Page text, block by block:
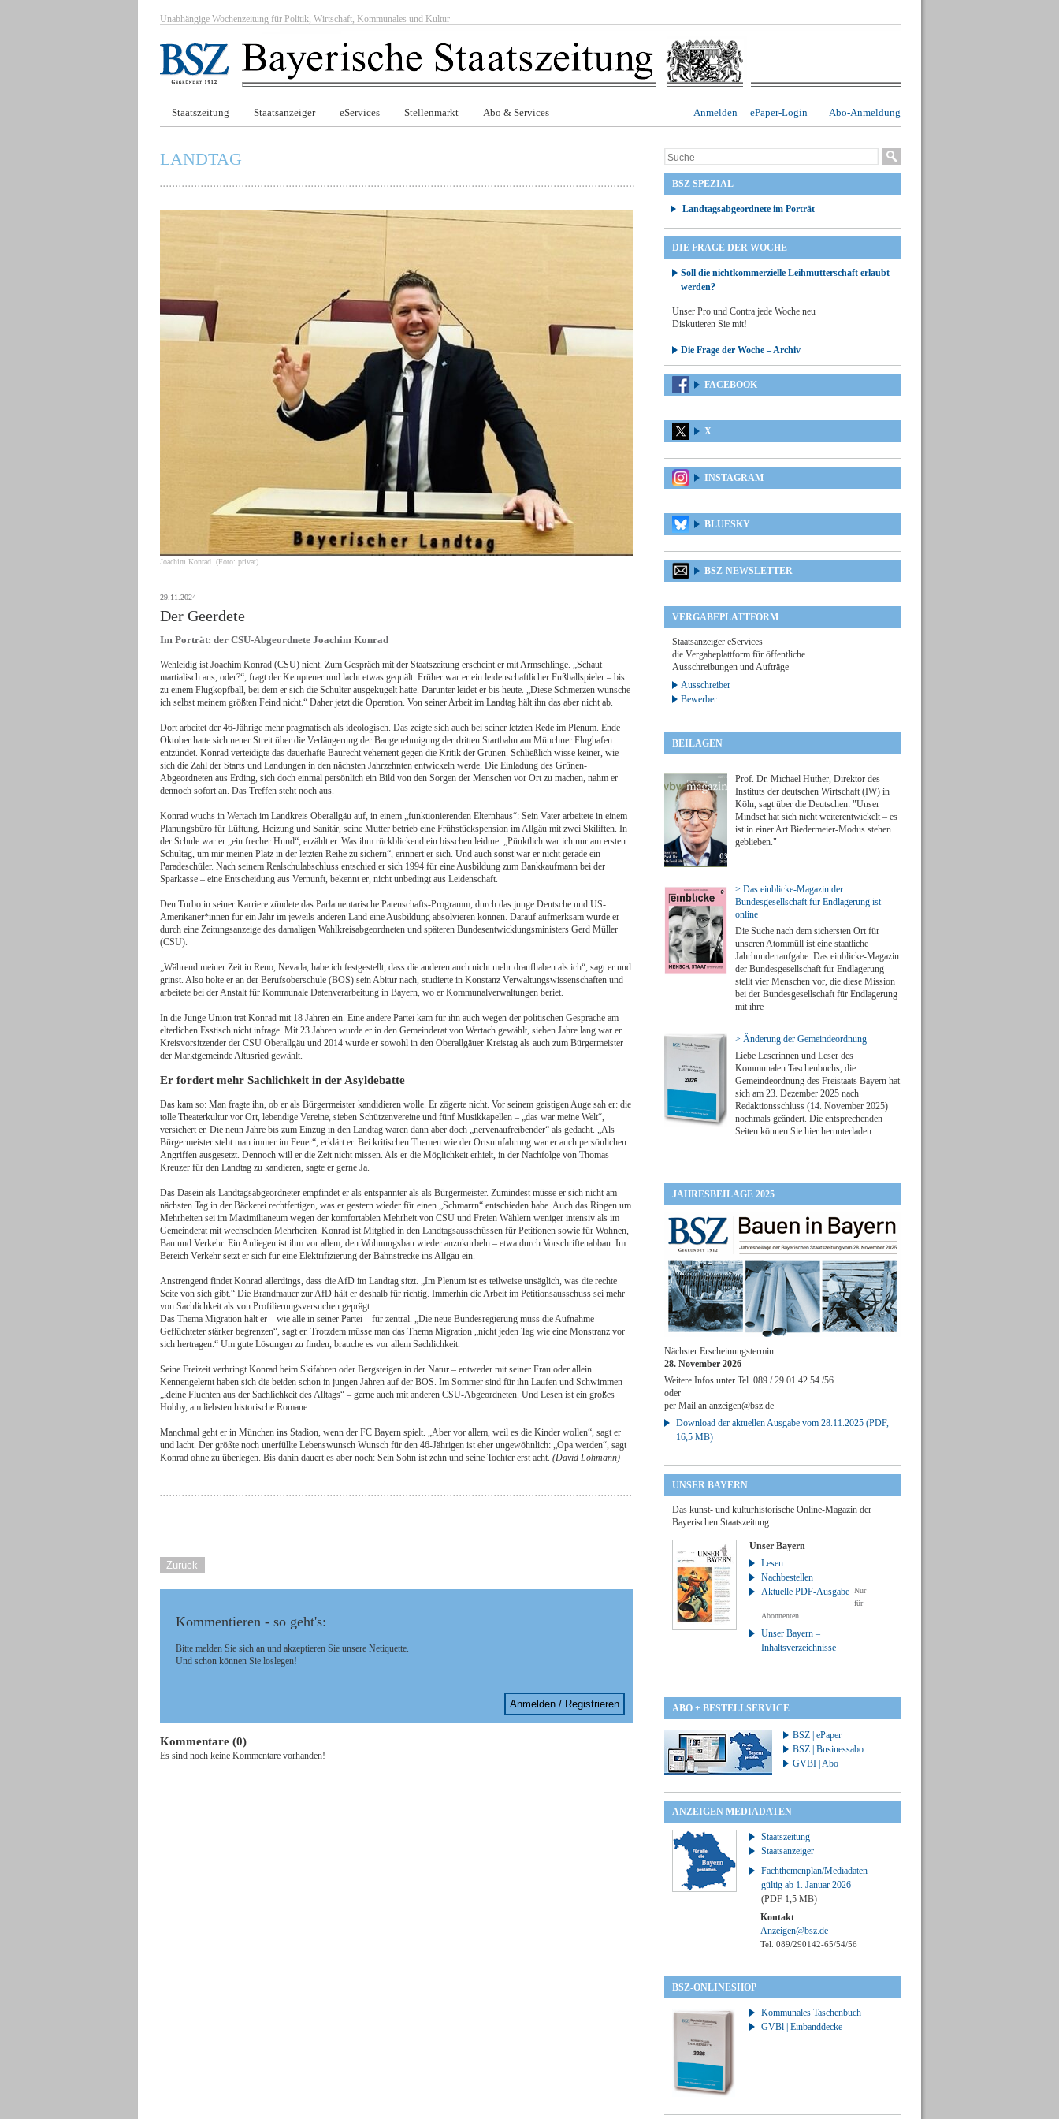
Unabhängige Wochenzeitung für Politik, Wirtschaft, Kommunales und Kultur
Abo-Anmeldung
ePaper-Login
Anmelden
Staatszeitung Staatsanzeiger eServices Stellenmarkt Abo & Services
LANDTAG
Joachim Konrad. (Foto: privat)
29.11.2024
Der Geerdete
Im Porträt: der CSU-Abgeordnete Joachim Konrad
Wehleidig ist Joachim Konrad (CSU) nicht. Zum Gespräch mit der Staatszeitung erscheint er mit Armschlinge. „Schaut
martialisch aus, oder?“, fragt der Kemptener und lacht etwas gequält. Früher war er ein leidenschaftlicher Fußballspieler – bis
zu einem Flugkopfball, bei dem er sich die Schulter ausgekugelt hatte. Darunter leidet er bis heute. „Diese Schmerzen wünsche
ich selbst meinem größten Feind nicht.“ Daher jetzt die Operation. Von seiner Arbeit im Landtag hält ihn das aber nicht ab.
Dort arbeitet der 46-Jährige mehr pragmatisch als ideologisch. Das zeigte sich auch bei seiner letzten Rede im Plenum. Ende
Oktober hatte sich neuer Streit über die Verlängerung der Baugenehmigung der dritten Startbahn am Münchner Flughafen
entzündet. Konrad verteidigte das dauerhafte Baurecht vehement gegen die Kritik der Grünen. Schließlich wisse keiner, wie
sich die Zahl der Starts und Landungen in den nächsten Jahrzehnten entwickeln werde. Die Einladung des Grünen-
Abgeordneten aus Erding, sich doch einmal persönlich ein Bild von den Sorgen der Menschen vor Ort zu machen, nahm er
dennoch sofort an. Das Treffen steht noch aus.
Konrad wuchs in Wertach im Landkreis Oberallgäu auf, in einem „funktionierenden Elternhaus“: Sein Vater arbeitete in einem
Planungsbüro für Lüftung, Heizung und Sanitär, seine Mutter betrieb eine Frühstückspension im Allgäu mit zwei Skiliften. In
der Schule war er „ein frecher Hund“, erzählt er. Was ihm rückblickend ein bisschen leidtue. „Pünktlich war ich nur am ersten
Schultag, um mir meinen Platz in der letzten Reihe zu sichern“, erinnert er sich. Und auch sonst war er nicht gerade ein
Paradeschüler. Nach seinem Realschulabschluss entschied er sich 1994 für eine Ausbildung zum Bankkaufmann bei der
Sparkasse – eine Entscheidung aus Vernunft, bekennt er, nicht unbedingt aus Leidenschaft.
Den Turbo in seiner Karriere zündete das Parlamentarische Patenschafts-Programm, durch das junge Deutsche und US-
Amerikaner*innen für ein Jahr im jeweils anderen Land eine Ausbildung absolvieren können. Darauf aufmerksam wurde er
durch eine Zeitungsanzeige des damaligen Wahlkreisabgeordneten und späteren Bundesentwicklungsministers Gerd Müller
(CSU).
„Während meiner Zeit in Reno, Nevada, habe ich festgestellt, dass die anderen auch nicht mehr draufhaben als ich“, sagt er und
grinst. Also holte er an der Berufsoberschule (BOS) sein Abitur nach, studierte in Konstanz Verwaltungswissenschaften und
arbeitete bei der Anstalt für Kommunale Datenverarbeitung in Bayern, wo er Kommunalverwaltungen beriet.
In die Junge Union trat Konrad mit 18 Jahren ein. Eine andere Partei kam für ihn auch wegen der politischen Gespräche am
elterlichen Esstisch nicht infrage. Mit 23 Jahren wurde er in den Gemeinderat von Wertach gewählt, sieben Jahre lang war er
Kreisvorsitzender der CSU Oberallgäu und 2014 wurde er sowohl in den Oberallgäuer Kreistag als auch zum Bürgermeister
der Marktgemeinde Altusried gewählt.
Er fordert mehr Sachlichkeit in der Asyldebatte
Das kam so: Man fragte ihn, ob er als Bürgermeister kandidieren wolle. Er zögerte nicht. Vor seinem geistigen Auge sah er: die
tolle Theaterkultur vor Ort, lebendige Vereine, sieben Schützenvereine und fünf Musikkapellen – „das war meine Welt“,
versichert er. Die neun Jahre bis zum Einzug in den Landtag waren dann aber doch „nervenaufreibender“ als gedacht. „Als
Bürgermeister steht man immer im Feuer“, erklärt er. Bei kritischen Themen wie der Ortsumfahrung war er auch persönlichen
Angriffen ausgesetzt. Dennoch will er die Zeit nicht missen. Als er die Möglichkeit erhielt, in der Nachfolge von Thomas
Kreuzer für den Landtag zu kandieren, sagte er gerne Ja.
Das Dasein als Landtagsabgeordneter empfindet er als entspannter als als Bürgermeister. Zumindest müsse er sich nicht am
nächsten Tag in der Bäckerei rechtfertigen, was er gestern wieder für einen „Schmarrn“ entschieden habe. Auch das Ringen um
Mehrheiten sei im Maximilianeum wegen der komfortablen Mehrheit von CSU und Freien Wählern weniger intensiv als im
Gemeinderat mit wechselnden Mehrheiten. Konrad ist Mitglied in den Landtagsausschüssen für Petitionen sowie für Wohnen,
Bau und Verkehr. Ein Anliegen ist ihm vor allem, den Wohnungsbau wieder anzukurbeln – etwa durch Vorschriftenabbau. Im
Bereich Verkehr setzt er sich für eine Elektrifizierung der Bahnstrecke ins Allgäu ein.
Anstrengend findet Konrad allerdings, dass die AfD im Landtag sitzt. „Im Plenum ist es teilweise unsäglich, was die rechte
Seite von sich gibt.“ Die Brandmauer zur AfD hält er deshalb für richtig. Immerhin die Arbeit im Petitionsausschuss sei mehr
von Sachlichkeit als von Profilierungsversuchen geprägt.
Das Thema Migration hält er – wie alle in seiner Partei – für zentral. „Die neue Bundesregierung muss die Aufnahme
Geflüchteter stärker begrenzen“, sagt er. Trotzdem müsse man das Thema Migration „nicht jeden Tag wie eine Monstranz vor
sich hertragen.“ Um gute Lösungen zu finden, brauche es vor allem Sachlichkeit.
Seine Freizeit verbringt Konrad beim Skifahren oder Bergsteigen in der Natur – entweder mit seiner Frau oder allein.
Kennengelernt haben sich die beiden schon in jungen Jahren auf der BOS. Im Sommer sind für ihn Laufen und Schwimmen
„kleine Fluchten aus der Sachlichkeit des Alltags“ – gerne auch mit anderen CSU-Abgeordneten. Und Lesen ist ein großes
Hobby, am liebsten historische Romane.
Manchmal geht er in München ins Stadion, wenn der FC Bayern spielt. „Aber vor allem, weil es die Kinder wollen“, sagt er
und lacht. Der größte noch unerfüllte Lebenswunsch Wunsch für den 46-Jährigen ist eher ungewöhnlich: „Opa werden“, sagt
Konrad ohne zu überlegen. Bis dahin dauert es aber noch: Sein Sohn ist zehn und seine Tochter erst acht. (David Lohmann)
Zurück
Kommentieren - so geht's:
Bitte melden Sie sich an und akzeptieren Sie unsere Netiquette.
Und schon können Sie loslegen!
Anmelden / Registrieren
Kommentare (0)
Es sind noch keine Kommentare vorhanden!
BSZ SPEZIAL
Landtagsabgeordnete im Porträt
DIE FRAGE DER WOCHE
Soll die nichtkommerzielle Leihmutterschaft erlaubt
werden?
Unser Pro und Contra jede Woche neu
Diskutieren Sie mit!
Die Frage der Woche – Archiv
FACEBOOK
X
INSTAGRAM
BLUESKY
BSZ-NEWSLETTER
VERGABEPLATTFORM
Staatsanzeiger eServices
die Vergabeplattform für öffentliche
Ausschreibungen und Aufträge
Ausschreiber
Bewerber
BEILAGEN
Prof. Dr. Michael Hüther, Direktor des
Instituts der deutschen Wirtschaft (IW) in
Köln, sagt über die Deutschen: "Unser
Mindset hat sich nicht weiterentwickelt – es
ist in einer Art Biedermeier-Modus stehen
geblieben."
> Das einblicke-Magazin der
Bundesgesellschaft für Endlagerung ist
online
Die Suche nach dem sichersten Ort für
unseren Atommüll ist eine staatliche
Jahrhundertaufgabe. Das einblicke-Magazin
der Bundesgesellschaft für Endlagerung
stellt vier Menschen vor, die diese Mission
bei der Bundesgesellschaft für Endlagerung
mit ihre
> Änderung der Gemeindeordnung
Liebe Leserinnen und Leser des
Kommunalen Taschenbuchs, die
Gemeindeordnung des Freistaats Bayern hat
sich am 23. Dezember 2025 nach
Redaktionsschluss (14. November 2025)
nochmals geändert. Die entsprechenden
Seiten können Sie hier herunterladen.
JAHRESBEILAGE 2025
Nächster Erscheinungstermin:
28. November 2026
Weitere Infos unter Tel. 089 / 29 01 42 54 /56
oder
per Mail an anzeigen@bsz.de
Download der aktuellen Ausgabe vom 28.11.2025 (PDF,
16,5 MB)
UNSER BAYERN
Das kunst- und kulturhistorische Online-Magazin der
Bayerischen Staatszeitung
Unser Bayern
Lesen
Nachbestellen
Aktuelle PDF-Ausgabe Nur
für
Abonnenten
Unser Bayern –
Inhaltsverzeichnisse
ABO + BESTELLSERVICE
BSZ | ePaper
BSZ | Businessabo
GVBI | Abo
ANZEIGEN MEDIADATEN
Staatszeitung
Staatsanzeiger
Fachthemenplan/Mediadaten
gültig ab 1. Januar 2026
(PDF 1,5 MB)
Kontakt
Anzeigen@bsz.de
Tel. 089/290142-65/54/56
BSZ-ONLINESHOP
Kommunales Taschenbuch
GVBl | Einbanddecke